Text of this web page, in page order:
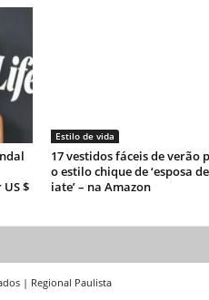
$
Estilo de vida
17 vestidos fáceis de verão
o estilo chique de ‘esposa de
iate’ – na Amazon
| Regional Paulista